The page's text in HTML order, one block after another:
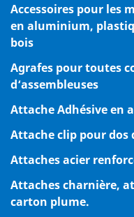
Accessoires pour les
en aluminium,
bois
Agrafes pour toutes
d‘assembleuses
Attache Adhésive en
Attache clip pour dos
Attaches acier
Attaches charnière,
carton plume.